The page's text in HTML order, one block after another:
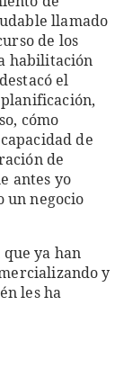
llamado
de los
habilitación
el
cómo
de
de
antes yo
un negocio
ya han
y
les ha